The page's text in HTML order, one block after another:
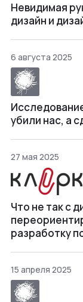
Невидимая
дизайн и
6 августа 2025
убили нас, а
27 мая 2025
Что не так с
разработку
15 апреля 2025